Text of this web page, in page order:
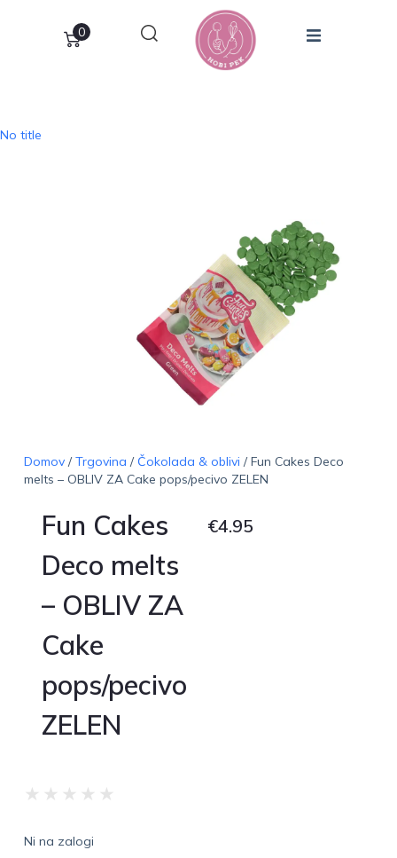
0
No title
Domov/Trgovina / Čokolada & oblivi / Fun Cakes Deco
melts – OBLIV ZA Cake pops/pecivo ZELEN
Fun Cakes
Deco melts
– OBLIV ZA
Cake
pops/pecivo
ZELEN
€4.95
★ ★ ★ ★ ★
Ni na zalogi